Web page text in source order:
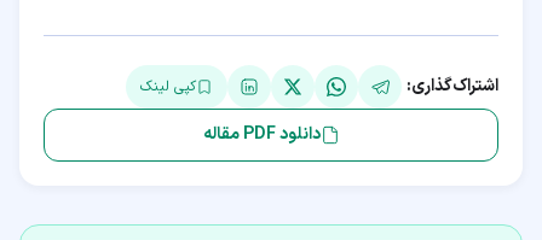
اشتراک‌گذاری: کپی لینک
دانلود PDF مقاله